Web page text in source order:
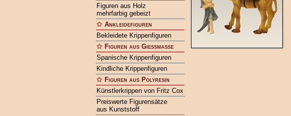
Figuren aus Holz
mehrfarbig gebeizt
Ankleidefiguren
Bekleidete Krippenfiguren
Figuren aus Gießmasse
Spanische Krippenfiguren
Kindliche Krippenfiguren
Figuren aus Polyresin
Künstlerkrippen von Fritz Cox
Preiswerte Figurensätze
aus Kunststoff